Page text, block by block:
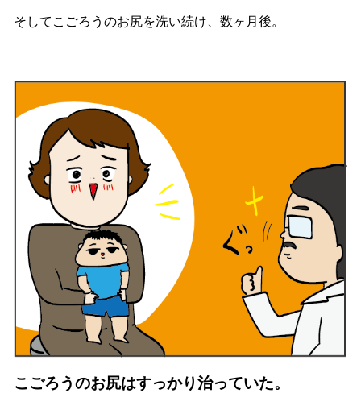
そしてこごろうのお尻を洗い続け、数ヶ月後。
こごろうのお尻はすっかり治っていた。